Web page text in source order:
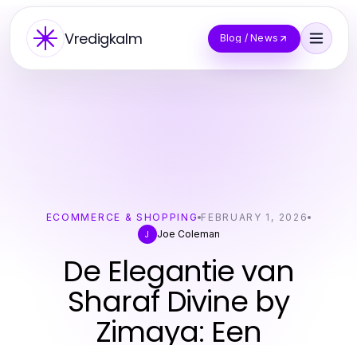
Vredigkalm Blog / News
ECOMMERCE & SHOPPING FEBRUARY 1, 2026
J
Joe Coleman
De Elegantie van
Sharaf Divine by
Zimaya: Een